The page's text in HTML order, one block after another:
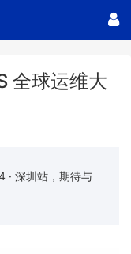
全球运维大
· 深圳站，期待与